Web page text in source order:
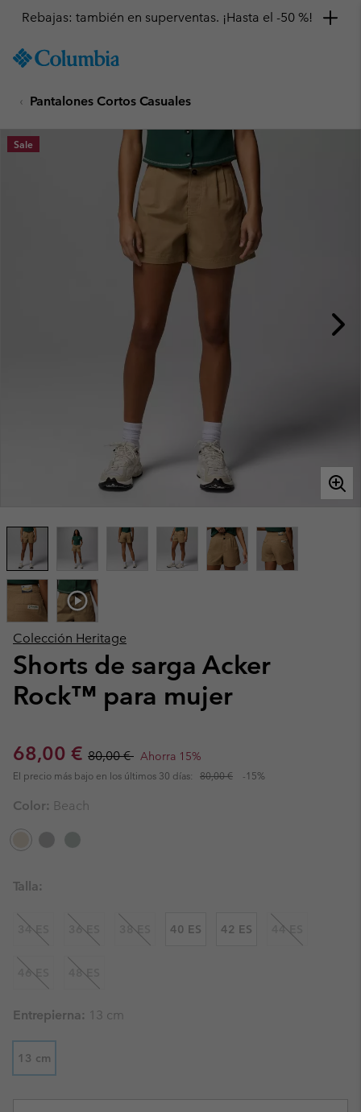
TO
SKIP
MAIN
NAV
Rebajas: también en superventas. ¡Hasta el -50 %!
Pantalones Cortos Casuales
Colección Heritage
Shorts de sarga Acker
Rock™ para mujer
Sale price:
68,00 € Regular price:
80,00 € Ahorra 15%
El precio más bajo en los últimos 30 días: 80,00 € -15%
Sale
Color: Beach
Talla:
34 ES 36 ES 38 ES 40 ES 42 ES 44 ES
46 ES 48 ES
Entrepierna: 13 cm
13 cm